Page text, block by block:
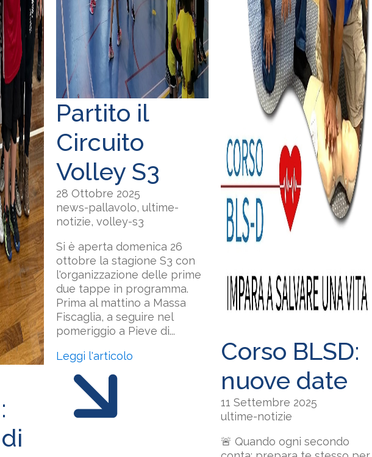
Partito il
Circuito
Volley S3
28 Ottobre 2025
news-pallavolo, ultime-
notizie, volley-s3
Si è aperta domenica 26
ottobre la stagione S3 con
l'organizzazione delle prime
due tappe in programma.
Prima al mattino a Massa
Fiscaglia, a seguire nel
pomeriggio a Pieve di...
Leggi l'articolo
Corso BLSD:
nuove date
11 Settembre 2025
ultime-notizie
🚨 Quando ogni secondo